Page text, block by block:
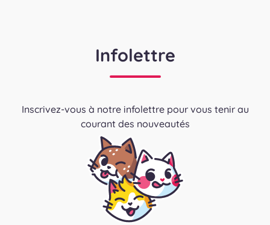
Infolettre
Inscrivez-vous à notre infolettre pour vous tenir au
courant des nouveautés